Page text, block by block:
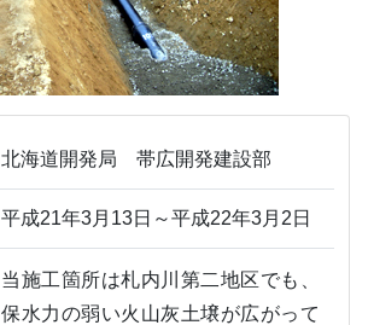
北海道開発局 帯広開発建設部
平成21年3月13日～平成22年3月2日
当施工箇所は札内川第二地区でも、
保水力の弱い火山灰土壌が広がって